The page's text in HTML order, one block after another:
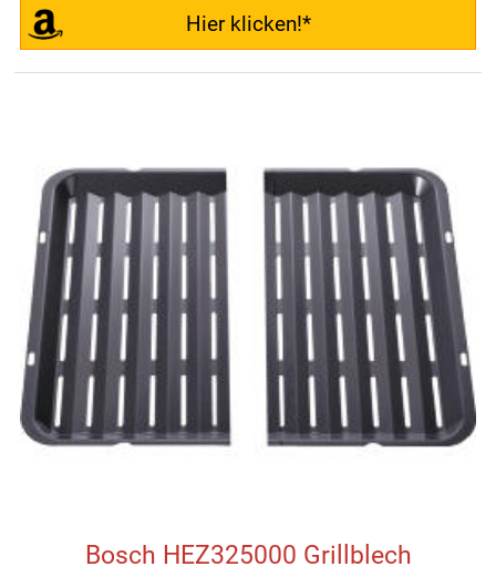
Hier klicken!*
Bosch HEZ325000 Grillblech